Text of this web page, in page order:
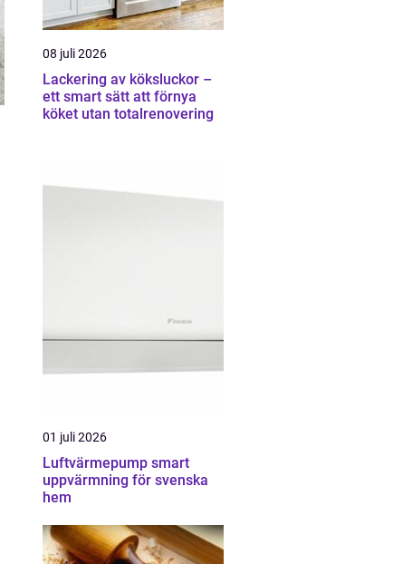
08 juli 2026
Lackering av köksluckor –
ett smart sätt att förnya
köket utan totalrenovering
01 juli 2026
Luftvärmepump smart
uppvärmning för svenska
hem